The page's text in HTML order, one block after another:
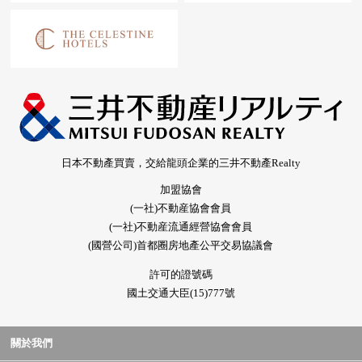
日本不動產買賣，交給龍頭企業的三井不動產Realty
加盟協會
(一社)不動産協會會員
(一社)不動産流通經營協會會員
(國營公司)首都圈房地產公平交易協議會
許可的證號碼
國土交通大臣(15)777號
關於我們